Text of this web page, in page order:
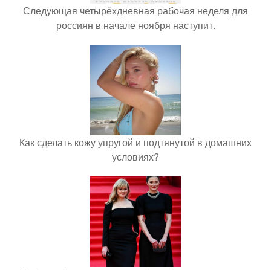
Следующая четырёхдневная рабочая неделя для
россиян в начале ноября наступит.
Как сделать кожу упругой и подтянутой в домашних
условиях?